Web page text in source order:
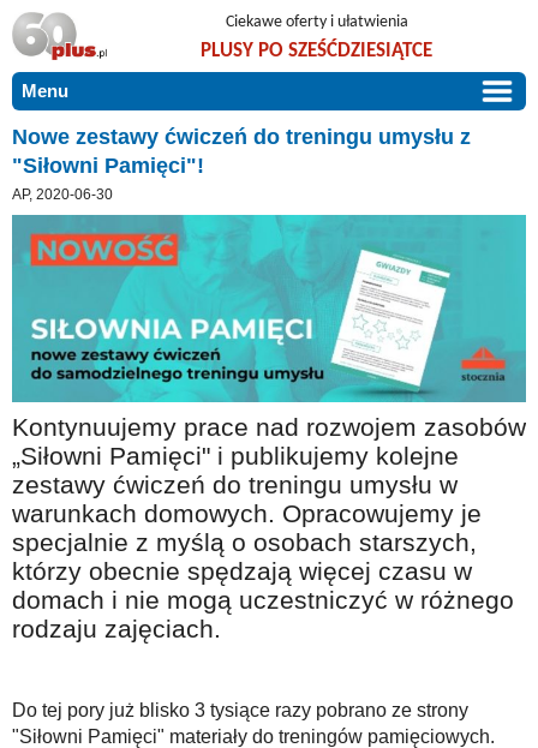
Ciekawe oferty i ułatwienia
PLUSY PO SZEŚĆDZIESIĄTCE
Menu
START
PROMOCJE
ARTYKUŁY
Szczególnie polecamy
Użyteczne porady
Szlachetne zdrowie
Mieszkaj wygodnie i bez barier
Warto wiedzieć!
Podróże i wypoczynek
Taniej, okazyjnie, specjalnie dla 60plus
Na wesoło
Hobby i pasje
Żyj aktywnie
Dobra opieka
DLA BLISKICH
ZGŁOŚ OFERTĘ
O NAS
KONTAKT
Nowe zestawy ćwiczeń do treningu umysłu z
"Siłowni Pamięci"!
AP, 2020-06-30
Kontynuujemy prace nad rozwojem zasobów
„Siłowni Pamięci" i publikujemy kolejne
zestawy ćwiczeń do treningu umysłu w
warunkach domowych. Opracowujemy je
specjalnie z myślą o osobach starszych,
którzy obecnie spędzają więcej czasu w
domach i nie mogą uczestniczyć w różnego
rodzaju zajęciach.
Do tej pory już blisko 3 tysiące razy pobrano ze strony
"Siłowni Pamięci" materiały do treningów pamięciowych.